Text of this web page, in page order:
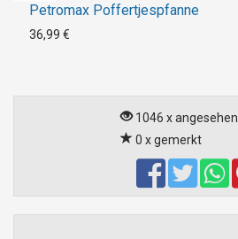
Petromax Poffertjespfanne
36,99 €
1046 x angesehen
0 x gemerkt